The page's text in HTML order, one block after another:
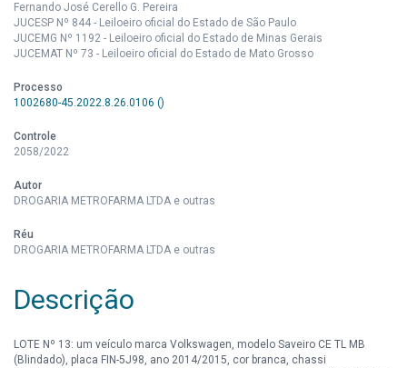
Fernando José Cerello G. Pereira
JUCESP Nº 844 - Leiloeiro oficial do Estado de São Paulo
JUCEMG Nº 1192 - Leiloeiro oficial do Estado de Minas Gerais
JUCEMAT Nº 73 - Leiloeiro oficial do Estado de Mato Grosso
Processo
1002680-45.2022.8.26.0106 ()
Controle
2058/2022
Autor
DROGARIA METROFARMA LTDA e outras
Réu
DROGARIA METROFARMA LTDA e outras
Descrição
LOTE Nº 13: um veículo marca Volkswagen, modelo Saveiro CE TL MB
(Blindado), placa FIN-5J98, ano 2014/2015, cor branca, chassi